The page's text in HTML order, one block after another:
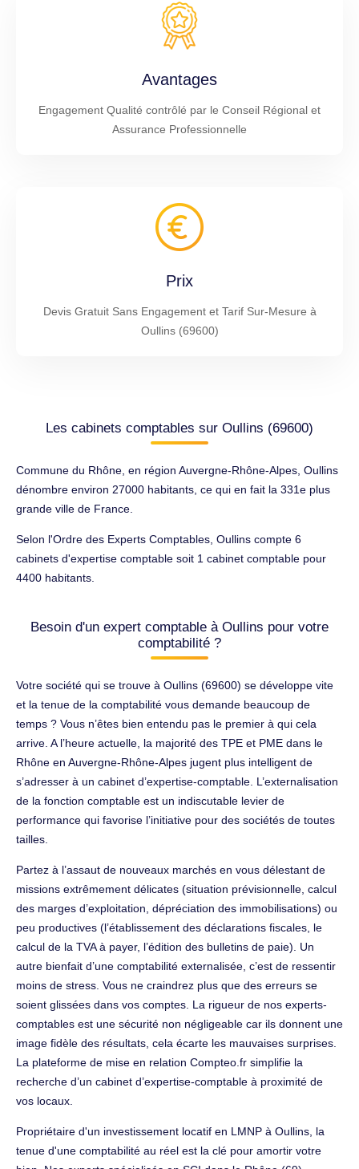
Avantages
Engagement Qualité contrôlé par le Conseil Régional et
Assurance Professionnelle
Prix
Devis Gratuit Sans Engagement et Tarif Sur-Mesure à
Oullins (69600)
Les cabinets comptables sur Oullins (69600)
Commune du Rhône, en région Auvergne-Rhône-Alpes, Oullins
dénombre environ 27000 habitants, ce qui en fait la 331e plus
grande ville de France.
Selon l'Ordre des Experts Comptables, Oullins compte 6
cabinets d'expertise comptable soit 1 cabinet comptable pour
4400 habitants.
Besoin d'un expert comptable à Oullins pour votre
comptabilité ?
Votre société qui se trouve à Oullins (69600) se développe vite
et la tenue de la comptabilité vous demande beaucoup de
temps ? Vous n’êtes bien entendu pas le premier à qui cela
arrive. A l’heure actuelle, la majorité des TPE et PME dans le
Rhône en Auvergne-Rhône-Alpes jugent plus intelligent de
s’adresser à un cabinet d’expertise-comptable. L’externalisation
de la fonction comptable est un indiscutable levier de
performance qui favorise l’initiative pour des sociétés de toutes
tailles.
Partez à l’assaut de nouveaux marchés en vous délestant de
missions extrêmement délicates (situation prévisionnelle, calcul
des marges d’exploitation, dépréciation des immobilisations) ou
peu productives (l’établissement des déclarations fiscales, le
calcul de la TVA à payer, l’édition des bulletins de paie). Un
autre bienfait d’une comptabilité externalisée, c’est de ressentir
moins de stress. Vous ne craindrez plus que des erreurs se
soient glissées dans vos comptes. La rigueur de nos experts-
comptables est une sécurité non négligeable car ils donnent une
image fidèle des résultats, cela écarte les mauvaises surprises.
La plateforme de mise en relation Compteo.fr simplifie la
recherche d’un cabinet d’expertise-comptable à proximité de
vos locaux.
Propriétaire d'un investissement locatif en LMNP à Oullins, la
tenue d'une comptabilité au réel est la clé pour amortir votre